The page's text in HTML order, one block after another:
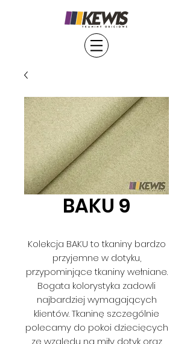
BAKU 9
Kolekcja BAKU to tkaniny bardzo
przyjemne w dotyku,
przypominjące tkaniny wełniane.
Bogata kolorystyka zadowli
najbardziej wymagających
klientów. Tkaninę szczególnie
polecamy do pokoi dziecięcych
ze względu na miły dotyk oraz